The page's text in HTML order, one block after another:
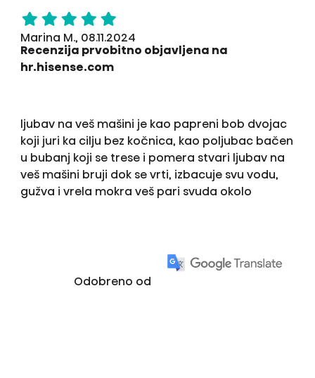
Marina M., 08.11.2024
Recenzija prvobitno objavljena na
hr.hisense.com
ljubav na veš mašini je kao papreni bob dvojac
koji juri ka cilju bez kočnica, kao poljubac bačen
u bubanj koji se trese i pomera stvari ljubav na
veš mašini bruji dok se vrti, izbacuje svu vodu,
gužva i vrela mokra veš pari svuda okolo
Odobreno od